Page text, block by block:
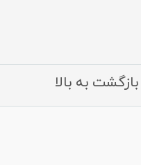
بازگشت به بالا